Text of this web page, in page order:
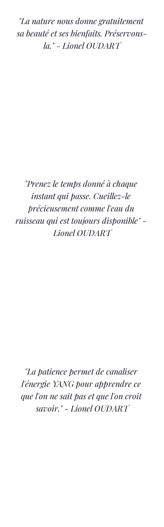
"La nature nous donne gratuitement
sa beauté et ses bienfaits. Préservons-
la." - Lionel OUDART
"Prenez le temps donné à chaque
instant qui passe. Cueillez-le
précieusement comme l'eau du
ruisseau qui est toujours disponible" -
Lionel OUDART
"La patience permet de canaliser
l'énergie YANG pour apprendre ce
que l'on ne sait pas et que l'on croit
savoir." - Lionel OUDART